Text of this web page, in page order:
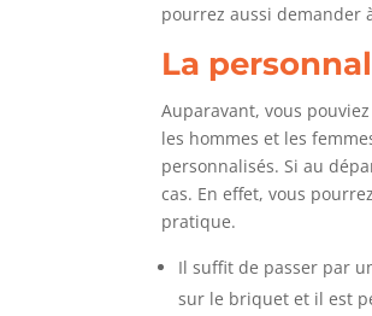
pourrez aussi demander
La
Auparavant, vous
les hommes et les
personnalisés. Si au
cas. En effet, vous
pratique.
Il suffit de passer par
sur le briquet et il est